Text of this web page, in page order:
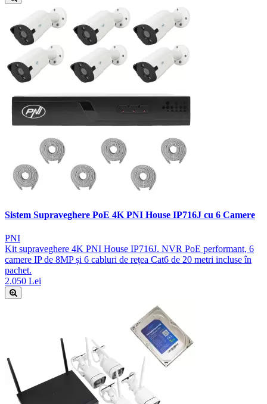
Sistem Supraveghere PoE 4K PNI House IP716J cu 6 Camere
PNI
Kit supraveghere 4K PNI House IP716J. NVR PoE performant, 6
camere IP de 8MP și 6 cabluri de rețea Cat6 de 20 metri incluse în
pachet.
2.050 Lei